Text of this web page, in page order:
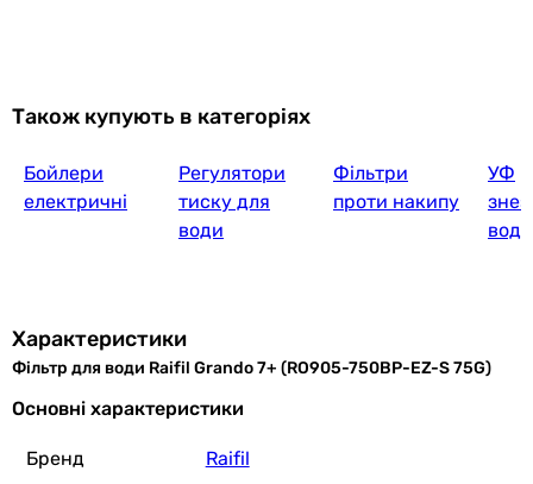
Також купують в категоріях
Бойлери
електричні
Регулятори
тиску для
води
Фільтри
проти накипу
УФ
води
Характеристики
Фільтр для води Raifil Grando 7+ (RO905-750BP-EZ-S 75G)
Основні характеристики
Бренд Raifil